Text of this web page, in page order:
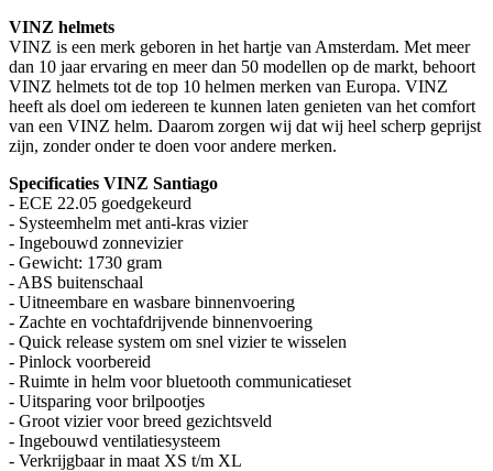
VINZ helmets
VINZ is een merk geboren in het hartje van Amsterdam. Met meer
dan 10 jaar ervaring en meer dan 50 modellen op de markt, behoort
VINZ helmets tot de top 10 helmen merken van Europa. VINZ
heeft als doel om iedereen te kunnen laten genieten van het comfort
van een VINZ helm. Daarom zorgen wij dat wij heel scherp geprijst
zijn, zonder onder te doen voor andere merken.
Specificaties VINZ Santiago
- ECE 22.05 goedgekeurd
- Systeemhelm met anti-kras vizier
- Ingebouwd zonnevizier
- Gewicht: 1730 gram
- ABS buitenschaal
- Uitneembare en wasbare binnenvoering
- Zachte en vochtafdrijvende binnenvoering
- Quick release system om snel vizier te wisselen
- Pinlock voorbereid
- Ruimte in helm voor bluetooth communicatieset
- Uitsparing voor brilpootjes
- Groot vizier voor breed gezichtsveld
- Ingebouwd ventilatiesysteem
- Verkrijgbaar in maat XS t/m XL